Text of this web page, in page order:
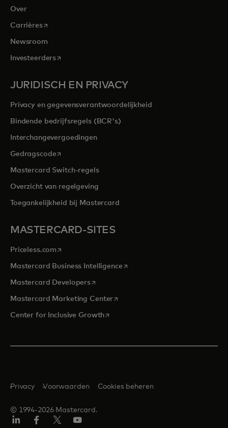
Over
Carrièresopens in a new tab
Newsroom
Investeerdersopens in a new tab
JURIDISCH EN PRIVACY
Privacy en gegevensverantwoordelijkheid
Bindende bedrijfsregels (BCR's)
Interchangevergoedingen
Gedragscodeopens in a new tab
Mastercard Switch-regels
Overzicht van regelgeving
Toegankelijkheid bij Mastercard
MASTERCARD-SITES
Priceless.com opens in a new tab
Mastercard Business Intelligenceopens in a new tab
Mastercard Developersopens in a new tab
Mastercard Marketing Centeropens in a new tab
Center for Inclusive Growthopens in a new tab
© 1994-2026 Mastercard.
Privacy Voorwaarden Cookies beheren